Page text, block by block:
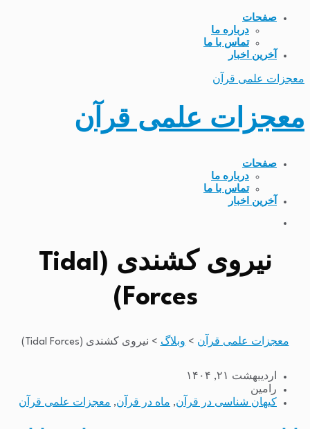
صفحات
درباره ما
تماس با ما
آخرین اخبار
معجزات علمی قرآن
معجزات علمی قرآن
صفحات
درباره ما
تماس با ما
آخرین اخبار
نیروی کشندی (Tidal
Forces)
معجزات علمی قرآن > وبلاگ > نیروی کشندی (Tidal Forces)
اردیبهشت ۲۱, ۱۴۰۴
رامین
کیهان شناسی در قرآن, ماه در قرآن, معجزات علمی قرآن